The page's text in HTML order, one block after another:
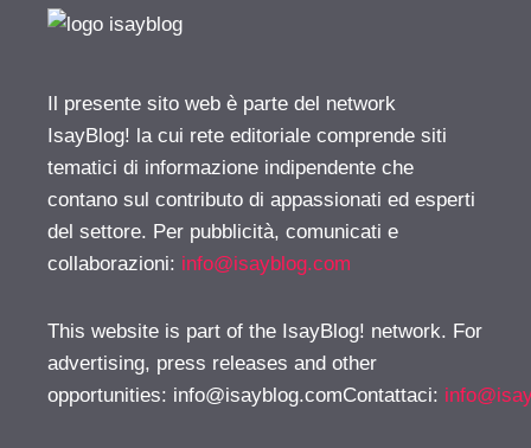
Il presente sito web è parte del network
IsayBlog! la cui rete editoriale comprende siti
tematici di informazione indipendente che
contano sul contributo di appassionati ed esperti
del settore. Per pubblicità, comunicati e
collaborazioni: info@isayblog.com
This website is part of the IsayBlog! network. For
advertising, press releases and other
opportunities: info@isayblog.comContattaci: